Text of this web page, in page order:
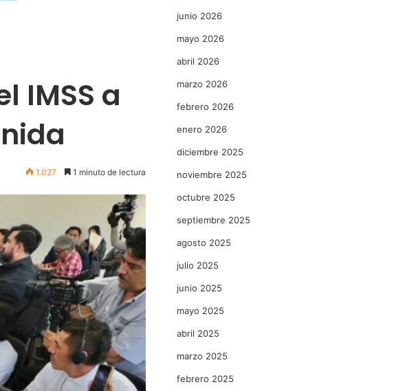
IMSS a
1.027 1 minuto de lectura
junio 2026
mayo 2026
abril 2026
marzo 2026
febrero 2026
enero 2026
diciembre 2025
noviembre 2025
octubre 2025
septiembre 2025
agosto 2025
julio 2025
junio 2025
mayo 2025
abril 2025
marzo 2025
febrero 2025